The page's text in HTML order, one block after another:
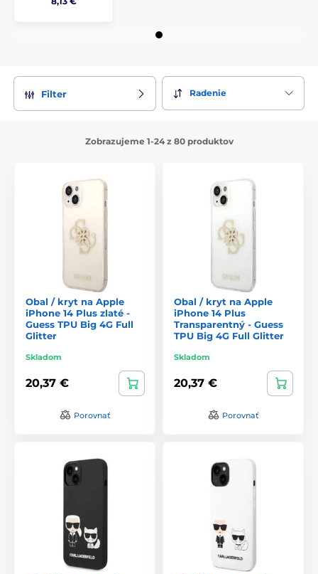
Filter Radenie
Zobrazujeme 1-24 z 80 produktov
Obal / kryt na Apple
iPhone 14 Plus zlaté -
Guess TPU Big 4G Full
Glitter
Skladom
20,37 €
Porovnať
Obal / kryt na Apple
iPhone 14 Plus
Transparentný - Guess
TPU Big 4G Full Glitter
Skladom
20,37 €
Porovnať